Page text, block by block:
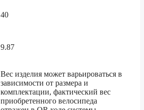
40
9.87
Вес изделия может варьироваться в
зависимости от размера и
комплектации, фактический вес
приобретенного велосипеда